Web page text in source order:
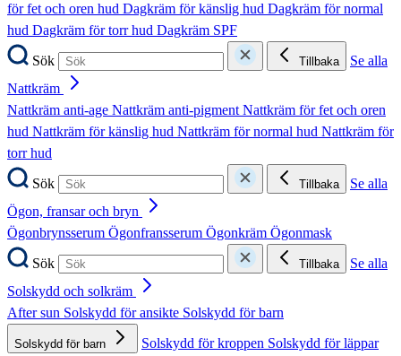
för fet och oren hud Dagkräm för känslig hud Dagkräm för normal
hud Dagkräm för torr hud Dagkräm SPF
Sök
Tillbaka
Se alla
Nattkräm
Nattkräm anti-age Nattkräm anti-pigmentNattkräm för fet och oren
hud Nattkräm för känslig hud Nattkräm för normal hud Nattkräm för
torr hud
Sök
Tillbaka
Se alla
Ögon, fransar och bryn
Ögonbrynsserum Ögonfransserum Ögonkräm Ögonmask
Sök
Tillbaka
Se alla
Solskydd och solkräm
After sun Solskydd för ansikte Solskydd för barn
Solskydd för barn Solskydd för kroppen Solskydd för läppar